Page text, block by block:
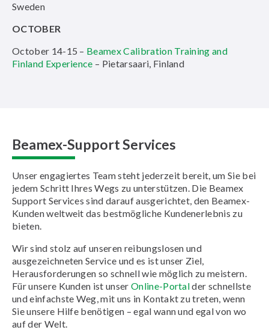
Sweden
OCTOBER
October 14-15 – Beamex Calibration Training and
Finland Experience – Pietarsaari, Finland
Beamex-Support Services
Unser engagiertes Team steht jederzeit bereit, um Sie bei
jedem Schritt Ihres Wegs zu unterstützen. Die Beamex
Support Services sind darauf ausgerichtet, den Beamex-
Kunden weltweit das bestmögliche Kundenerlebnis zu
bieten.
Wir sind stolz auf unseren reibungslosen und
ausgezeichneten Service und es ist unser Ziel,
Herausforderungen so schnell wie möglich zu meistern.
Für unsere Kunden ist unser Online-Portalder schnellste
und einfachste Weg, mit uns in Kontakt zu treten, wenn
Sie unsere Hilfe benötigen – egal wann und egal von wo
auf der Welt.